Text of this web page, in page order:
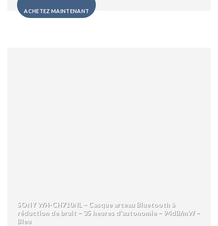
ACHETEZ MAINTENANT
SONY WH-CH710NL – Casque arceau Bluetooth à
réduction de bruit – 35 heures d’autonomie – 94dB/mW –
Bleu